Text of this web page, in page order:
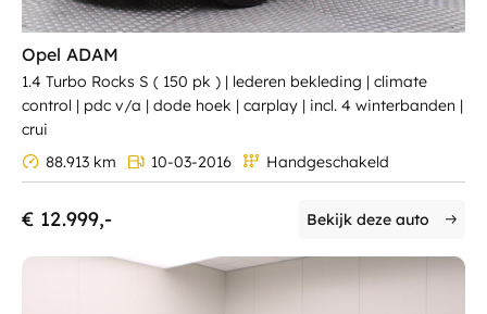
Opel ADAM
1.4 Turbo Rocks S ( 150 pk ) | lederen bekleding | climate
control | pdc v/a | dode hoek | carplay | incl. 4 winterbanden |
crui
88.913 km
10-03-2016 Handgeschakeld
€ 12.999,- Bekijk deze auto